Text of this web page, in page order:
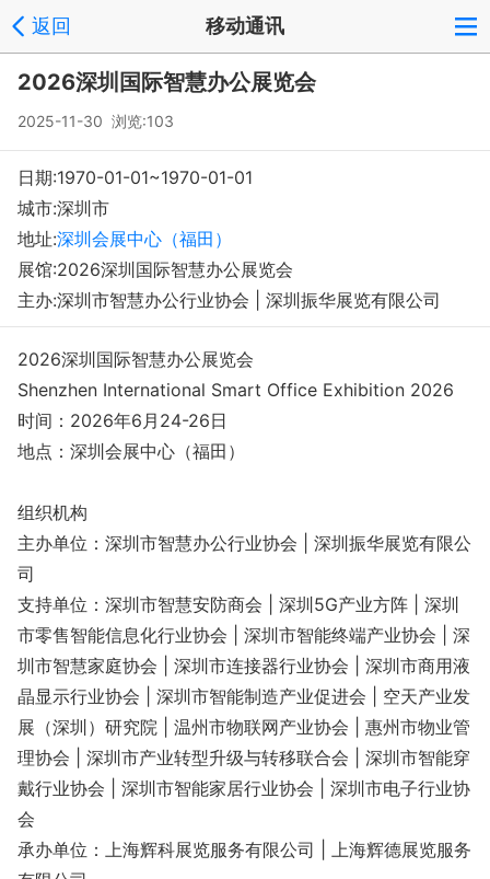
返回 移动通讯
2026深圳国际智慧办公展览会
2025-11-30 浏览:103
日期:1970-01-01~1970-01-01
城市:深圳市
地址:深圳会展中心（福田）
展馆:2026深圳国际智慧办公展览会
主办:深圳市智慧办公行业协会 | 深圳振华展览有限公司
2026深圳国际智慧办公展览会
Shenzhen International Smart Office Exhibition 2026
时间：2026年6月24-26日
地点：深圳会展中心（福田）
组织机构
主办单位：深圳市智慧办公行业协会 | 深圳振华展览有限公
司
支持单位：深圳市智慧安防商会 | 深圳5G产业方阵 | 深圳
市零售智能信息化行业协会 | 深圳市智能终端产业协会 | 深
圳市智慧家庭协会 | 深圳市连接器行业协会 | 深圳市商用液
晶显示行业协会 | 深圳市智能制造产业促进会 | 空天产业发
展（深圳）研究院 | 温州市物联网产业协会 | 惠州市物业管
理协会 | 深圳市产业转型升级与转移联合会 | 深圳市智能穿
戴行业协会 | 深圳市智能家居行业协会 | 深圳市电子行业协
会
承办单位：上海辉科展览服务有限公司 | 上海辉德展览服务
注册 反馈
Copyright © 2008-2018 环球会展网 fairglobal.com.cn 版权所有